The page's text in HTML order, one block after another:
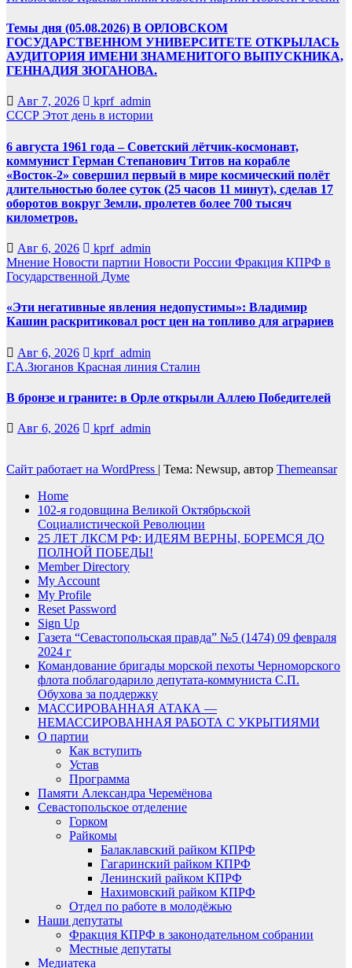
Темы дня (05.08.2026) В ОРЛОВСКОМ
ГОСУДАРСТВЕННОМ УНИВЕРСИТЕТЕ ОТКРЫЛАСЬ
АУДИТОРИЯ ИМЕНИ ЗНАМЕНИТОГО ВЫПУСКНИКА,
ГЕННАДИЯ ЗЮГАНОВА.
Авг 7, 2026
kprf_admin
СССР Этот день в истории
6 августа 1961 года – Советский лётчик-космонавт,
коммунист Герман Степанович Титов на корабле
«Восток-2» совершил первый в мире космический полёт
длительностью более суток (25 часов 11 минут), сделав 17
оборотов вокруг Земли, пролетев более 700 тысяч
километров.
Авг 6, 2026
kprf_admin
Мнение Новости партии Новости России Фракция КПРФ в
Государственной Думе
«Эти негативные явления недопустимы»: Владимир
Кашин раскритиковал рост цен на топливо для аграриев
Авг 6, 2026
kprf_admin
Г.А.Зюганов Красная линия Сталин
В бронзе и граните: в Орле открыли Аллею Победителей
Авг 6, 2026 kprf_admin
Сайт работает на WordPress | Тема: Newsup, автор Themeansar
Home
102-я годовщина Великой Октябрьской
Социалистической Революции
25 ЛЕТ ЛКСМ РФ: ИДЕЯМ ВЕРНЫ, БОРЕМСЯ ДО
ПОЛНОЙ ПОБЕДЫ!
Member Directory
My Account
My Profile
Reset Password
Sign Up
Газета “Севастопольская правда” №5 (1474) 09 февраля
2024 г
Командование бригады морской пехоты Черноморского
флота поблагодарило депутата-коммуниста С.П.
Обухова за поддержку
МАССИРОВАННАЯ АТАКА —
НЕМАССИРОВАННАЯ РАБОТА С УКРЫТИЯМИ
О партии
Как вступить
Устав
Программа
Памяти Александра Черемёнова
Севастопольское отделение
Горком
Райкомы
Балаклавский райком КПРФ
Гагаринский райком КПРФ
Ленинский райком КПРФ
Нахимовский райком КПРФ
Отдел по работе в молодёжью
Наши депутаты
Фракция КПРФ в законодательном собрании
Местные депутаты
Медиатека